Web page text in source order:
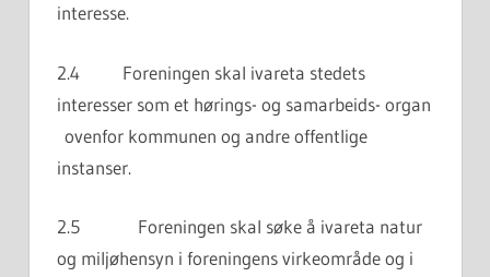
interesse.
2.4 Foreningen skal ivareta stedets
interesser som et hørings- og samarbeids- organ
ovenfor kommunen og andre offentlige
instanser.
2.5 Foreningen skal søke å ivareta natur
og miljøhensyn i foreningens virkeområde og i